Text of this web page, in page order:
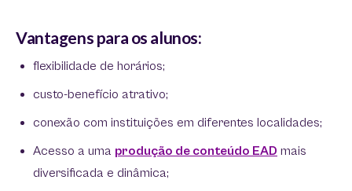
Vantagens para os alunos:
flexibilidade de horários;
custo-benefício atrativo;
conexão com instituições em diferentes localidades;
Acesso a uma produção de conteúdo EAD mais
diversificada e dinâmica;